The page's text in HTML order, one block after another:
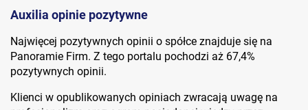
Auxilia opinie pozytywne
Najwięcej pozytywnych opinii o spółce znajduje się na
Panoramie Firm. Z tego portalu pochodzi aż 67,4%
pozytywnych opinii.
Klienci w opublikowanych opiniach zwracają uwagę na